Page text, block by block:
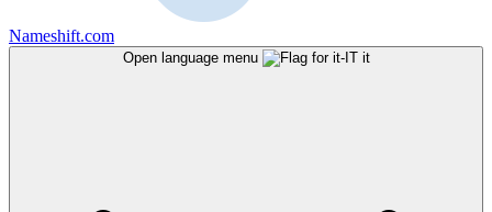
Nameshift.com
Open language menu it